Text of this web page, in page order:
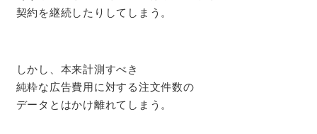
契約を継続したりしてしまう。
しかし、本来計測すべき
純粋な広告費用に対する注文件数の
データとはかけ離れてしまう。